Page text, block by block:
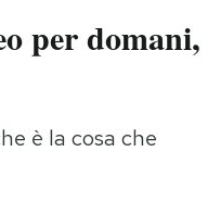
Moda
Storie/Idee
per domani,
è la cosa che